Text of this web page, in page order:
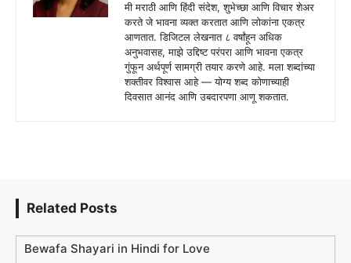
मी मराठी आणि हिंदी संदेश, शुभेच्छा आणि विचार शेअर
करते जे भावना व्यक्त करतात आणि लोकांना एकत्र
आणतात. डिजिटल लेखनात ८ वर्षांहून अधिक
अनुभवासह, माझे उद्दिष्ट परंपरा आणि भावना एकत्र
गुंफून अर्थपूर्ण सामग्री तयार करणे आहे. मला शब्दांच्या
शक्तीवर विश्वास आहे — योग्य शब्द कोणाच्याही
दिवसात आनंद आणि उबदारपणा आणू शकतात.
Related Posts
Bewafa Shayari in Hindi for Love